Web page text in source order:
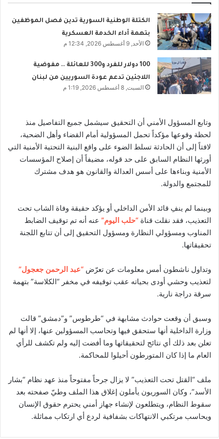
الكتلة الوطنية السورية تدين فصل الموظفين
بتهمة أداء الخدمة العسكرية
الأحد, 9 أغسطس 2026, 12:34 م
100 دولار للفرد و300 للعائلة .. مفوضية
اللاجئين تدعم عودة السوريين من لبنان
السبت, 8 أغسطس 2026, 1:19 م
وتابع المسؤول الأمني أن التحقيق سيشمل جميع التفاصيل منذ
لحظة وقوعها مؤكداً تحمل المسؤولية أمام القضاء وأهل الضحية،
لافتاً إلى أن الحادثة تسلط الضوء على واقع البنية التحتية الأمنية التي
أورثها النظام السابق على حد قوله، مضيفاً أن إصلاح المؤسسات
الأمنية وبناءها على أسس العدالة والقانون هو هدف مشترك
للمجتمع والدولة.
وبينما لم ينفِ قائد الأمن الداخلي أو يؤكد حقيقة وفاة الشاب تحت
التعذيب، فقد نقلت قناة “حلب اليوم” عنه أنه تم توقيف الضابط
المناوب ومسؤولي النظارة ومسؤول التحقيق إلى أن تتابع اللجنة
تحقيقاتها.
وتداول ناشطون أمس معلومات عن تعرّض “عبد الرحمن جعجول”
لتعذيب وحشي أودى بحياته عقب توقيفه في مخفر “الكلاسة” بتهمة
سرقة دراجة نارية.
وسبق أن وقعت حوادث مشابهة في “طرطوس” و”دمشق” قالت
وزارة الداخلية أنها ستحقق فيها وتحاسب المسؤولين عنها، إلا أنها لم
تعلن بعد ذلك أي نتائج لتحقيقاتها وما أفضت إليه ولم تكشف للرأي
العام ما إذا كان المتورطون أحيلوا للمحاكمة.
ملف “القتل تحت التعذيب” لا يزال جرحاً مفتوحاً منذ عهد نظام “بشار
الأسد”، وكان السوريون يأملون إغلاق هذا الملف وطيّ صفحته بعد
سقوط النظام، ويتطلعون لإنشاء جهاز أمني يحترم حقوق الإنسان
ويحاسب مرتكبي الانتهاكات بشفافية لردع أي ارتكاب مماثلة.